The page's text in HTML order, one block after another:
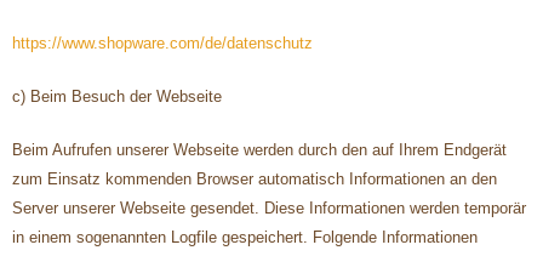
https://www.shopware.com/de/datenschutz
c) Beim Besuch der Webseite
Beim Aufrufen unserer Webseite werden durch den auf Ihrem Endgerät
zum Einsatz kommenden Browser automatisch Informationen an den
Server unserer Webseite gesendet. Diese Informationen werden temporär
in einem sogenannten Logfile gespeichert. Folgende Informationen